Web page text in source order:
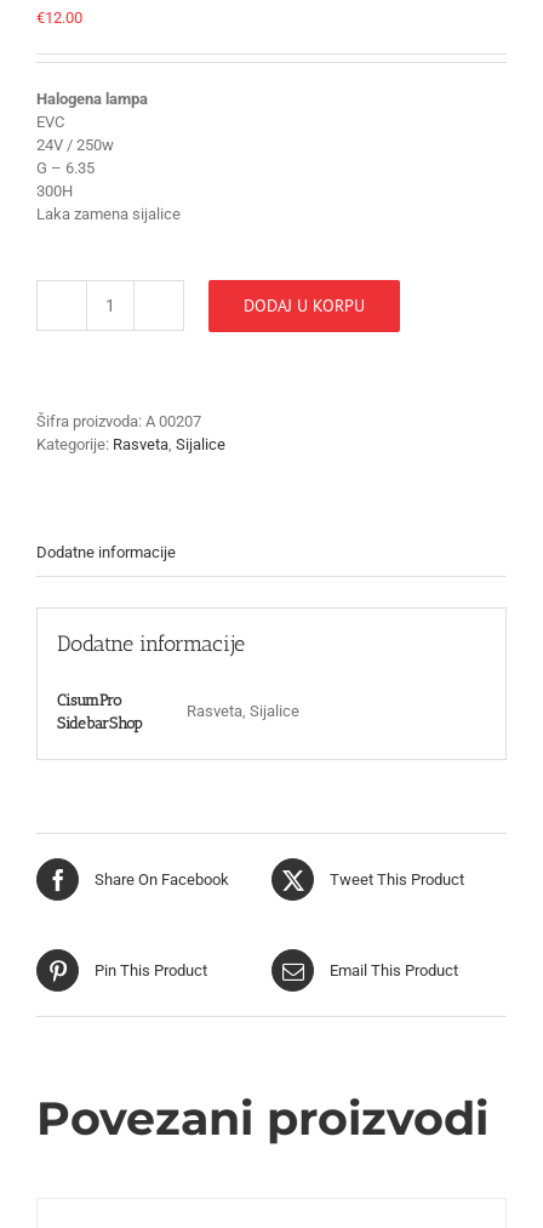
€12.00
Halogena lampa
EVC
24V / 250w
G – 6.35
300H
Laka zamena sijalice
Sijalica
6,35
količina
DODAJ U KORPU
Šifra proizvoda: A 00207
Kategorije: Rasveta, Sijalice
Dodatne informacije
Dodatne informacije
CisumPro
SidebarShop
Rasveta, Sijalice
Share On Facebook Tweet This Product
Pin This Product Email This Product
Povezani proizvodi